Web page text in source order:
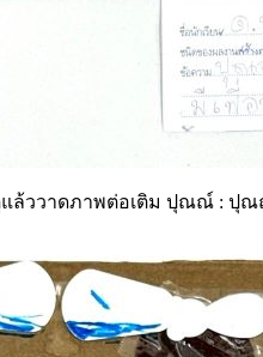
แล้ววาดภาพต่อเติม ปุณณ์ : ปุ